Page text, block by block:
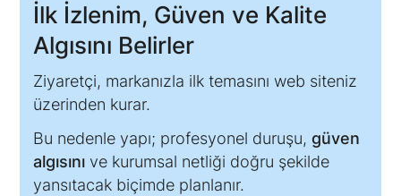
İlk İzlenim, Güven ve Kalite
Algısını Belirler
Ziyaretçi, markanızla ilk temasını web siteniz
üzerinden kurar.
Bu nedenle yapı; profesyonel duruşu, güven
algısını ve kurumsal netliği doğru şekilde
yansıtacak biçimde planlanır.